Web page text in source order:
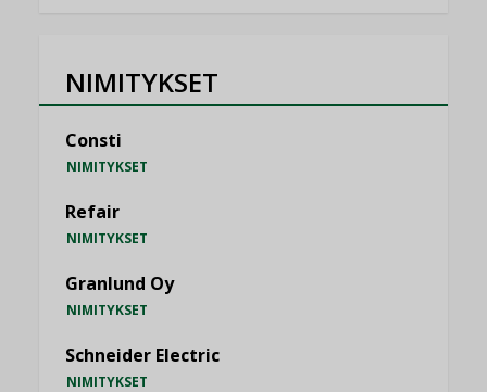
NIMITYKSET
Consti
NIMITYKSET
Refair
NIMITYKSET
Granlund Oy
NIMITYKSET
Schneider Electric
NIMITYKSET